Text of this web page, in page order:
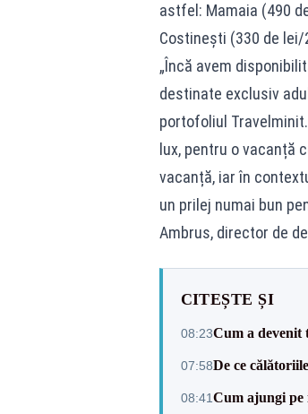
astfel: Mamaia (490
Costinești (330 de
„Încă avem
destinate exclusiv
portofoliul
lux, pentru o vacanță
vacanță, iar în
un prilej numai bun
Ambrus, director de
CITEȘTE ȘI
08:23Cum a devenit
07:58De ce
08:41Cum ajungi pe